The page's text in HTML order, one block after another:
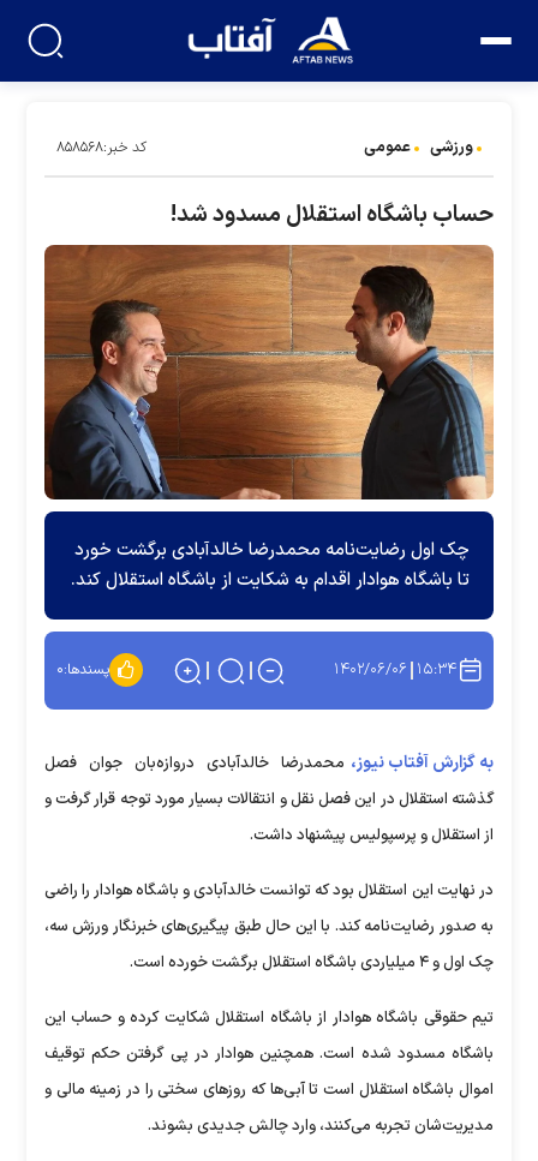
ورزشی عمومی کد خبر:۸۵۸۵۶۸
حساب باشگاه استقلال مسدود شد!
چک اول رضایت‌نامه محمدرضا خالدآبادی برگشت خورد
تا باشگاه هوادار اقدام به شکایت از باشگاه استقلال کند.
۱۵:۳۴ ۱۴۰۲/۰۶/۰۶ پسندها:۰
به گزارش آفتاب نیوز، محمدرضا خالدآبادی دروازه‌بان جوان فصل
گذشته استقلال در این فصل نقل و انتقالات بسیار مورد توجه قرار گرفت و
از استقلال و پرسپولیس پیشنهاد داشت.
در نهایت این استقلال بود که توانست خالدآبادی و باشگاه هوادار را راضی
به صدور رضایت‌نامه کند. با این حال طبق پیگیری‌های خبرنگار ورزش سه،
چک اول و ۴ میلیاردی باشگاه استقلال برگشت خورده است.
تیم حقوقی باشگاه هوادار از باشگاه استقلال شکایت کرده و حساب این
باشگاه مسدود شده است. همچنین هوادار در پی گرفتن حکم توقیف
اموال باشگاه استقلال است تا آبی‌ها که روز‌های سختی را در زمینه مالی و
مدیریت‌شان تجربه می‌کنند، وارد چالش جدیدی بشوند.